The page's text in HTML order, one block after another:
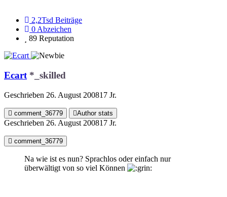
2,2Tsd Beiträge
0 Abzeichen
89 Reputation
Ecart *_skilled
Geschrieben 26. August 200817 Jr.
comment_36779 Author stats
Geschrieben 26. August 200817 Jr.
comment_36779
Na wie ist es nun? Sprachlos oder einfach nur
überwältigt von so viel Können